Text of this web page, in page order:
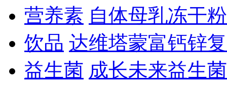
营养素 自体母乳冻干
饮品 达维塔蒙富钙锌
益生菌 成长未来益生